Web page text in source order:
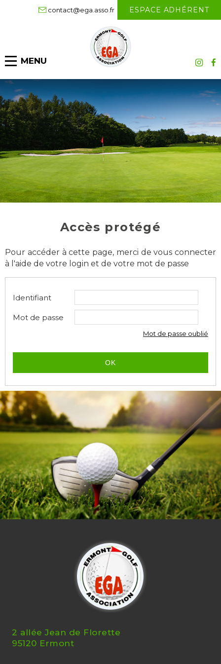
contact@ega.asso.fr ESPACE ADHÉRENT
MENU
Accès protégé
Pour accéder à cette page, merci de vous connecter
à l'aide de votre login et de votre mot de passe
Identifiant
Mot de passe
Mot de passe oublié
OK
2 allée Jean de Florette
95120 Ermont